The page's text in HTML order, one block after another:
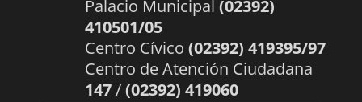
Palacio Municipal (02392)
410501/05
Centro Cívico (02392) 419395/97
Centro de Atención Ciudadana
147/(02392) 419060